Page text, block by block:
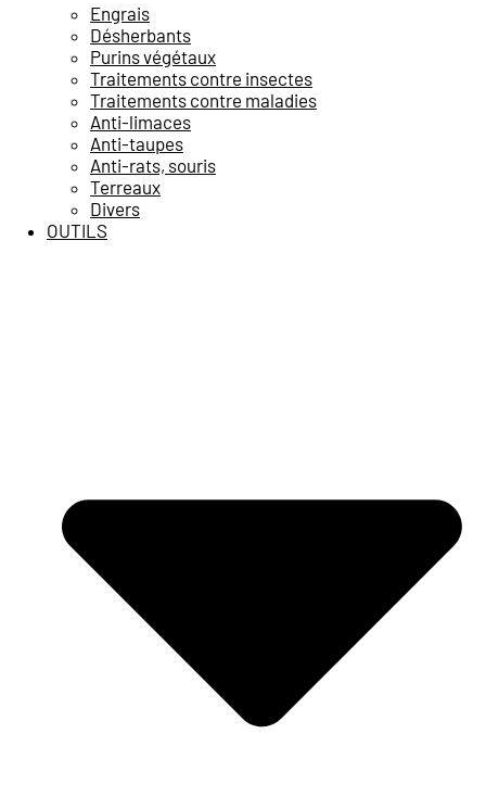
Engrais
Désherbants
Purins végétaux
Traitements contre insectes
Traitements contre maladies
Anti-limaces
Anti-taupes
Anti-rats, souris
Terreaux
Divers
OUTILS